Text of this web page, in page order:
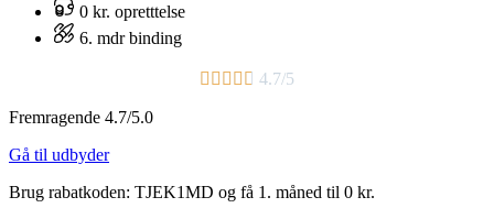
0 kr. opretttelse
6. mdr binding​
     4.7/5
Fremragende 4.7/5.0
Gå til udbyder
Brug rabatkoden: TJEK1MD og få 1. måned til 0 kr.